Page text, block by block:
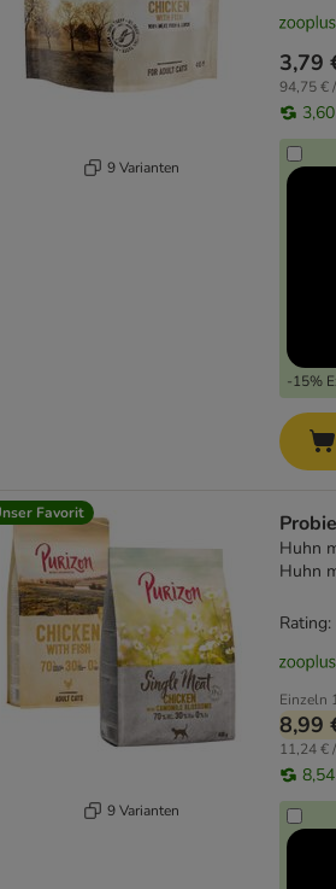
9 Varianten
3,79
94,75 €
-15%
Favorit
9 Varianten
Huhn
Huhn
Einzeln
8,99
11,24 €